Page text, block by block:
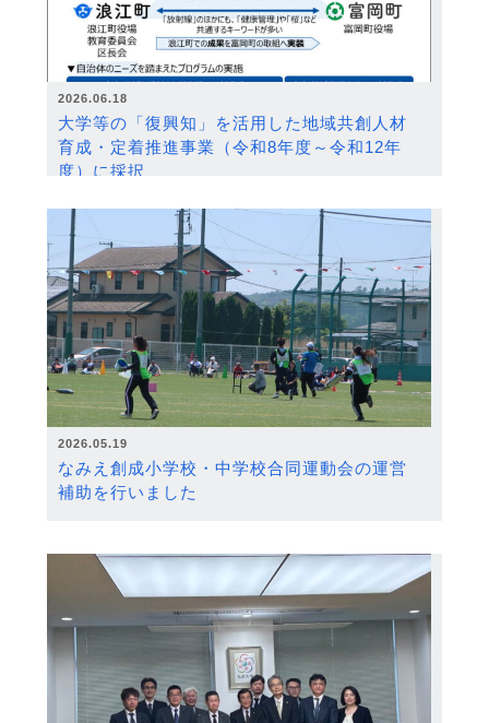
2026.06.18
大学等の「復興知」を活用した地域共創人材
育成・定着推進事業（令和8年度～令和12年
度）に採択
2026.05.19
なみえ創成小学校・中学校合同運動会の運営
補助を行いました